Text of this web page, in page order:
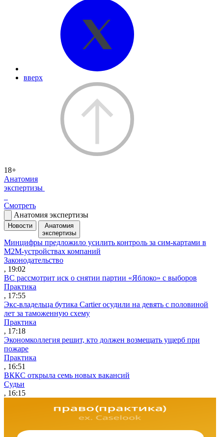
вверх
18+
Анатомия
экспертизы
Смотреть
Анатомия экспертизы
Новости
Анатомия
экспертизы
Минцифры предложило усилить контроль за сим-картами в
M2M-устройствах компаний
Законодательство
, 19:02
ВС рассмотрит иск о снятии партии «Яблоко» с выборов
Практика
, 17:55
Экс-владельца бутика Cartier осудили на девять с половиной
лет за таможенную схему
Практика
, 17:18
Экономколлегия решит, кто должен возмещать ущерб при
пожаре
Практика
, 16:51
ВККС открыла семь новых вакансий
Судьи
, 16:15